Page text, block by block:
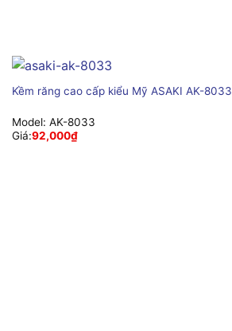
Kềm răng cao cấp kiểu Mỹ ASAKI AK-8033
Model: AK-8033
Giá:92,000₫